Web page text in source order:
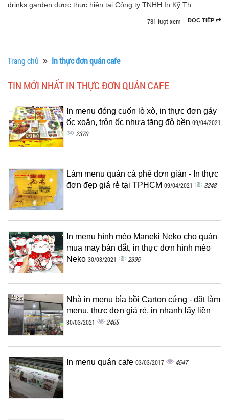
drinks garden được thực hiện tại Công ty TNHH In Kỹ Th...
ĐỌC TIẾP
781 lượt xem
Trang chủ In thực đơn quán cafe
TIN MỚI NHẤT IN THỰC ĐƠN QUÁN CAFE
In menu đóng cuốn lò xò, in thực đơn gáy
ốc xoắn, trôn ốc nhựa tăng độ bền 09/04/2021
2370
Làm menu quán cà phê đơn giản - In thực
đơn đẹp giá rẻ tại TPHCM 09/04/2021 3248
In menu hình mèo Maneki Neko cho quán
mua may bán đắt, in thực đơn hình mèo
Neko 30/03/2021 2395
Nhà in menu bìa bồi Carton cứng - đặt làm
menu, thực đơn giá rẻ, in nhanh lấy liền
30/03/2021 2465
In menu quán cafe 03/03/2017 4547